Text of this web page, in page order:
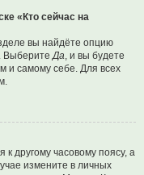
«Кто сейчас на
вы найдёте опцию
. ВыберитеДа, и вы будете
и самому себе. Для всех
другому часовому поясу, а
измените в личных